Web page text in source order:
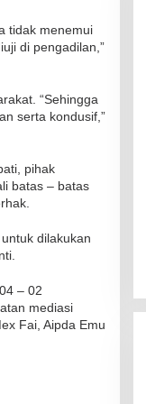
tidak menemui
di pengadilan,”
“Sehingga
serta kondusif,”
pihak
batas – batas
dilakukan
– 02
mediasi
Fai, Aipda Emu
Obat